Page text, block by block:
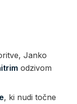
Janko
odzivom
, ki nudi točne